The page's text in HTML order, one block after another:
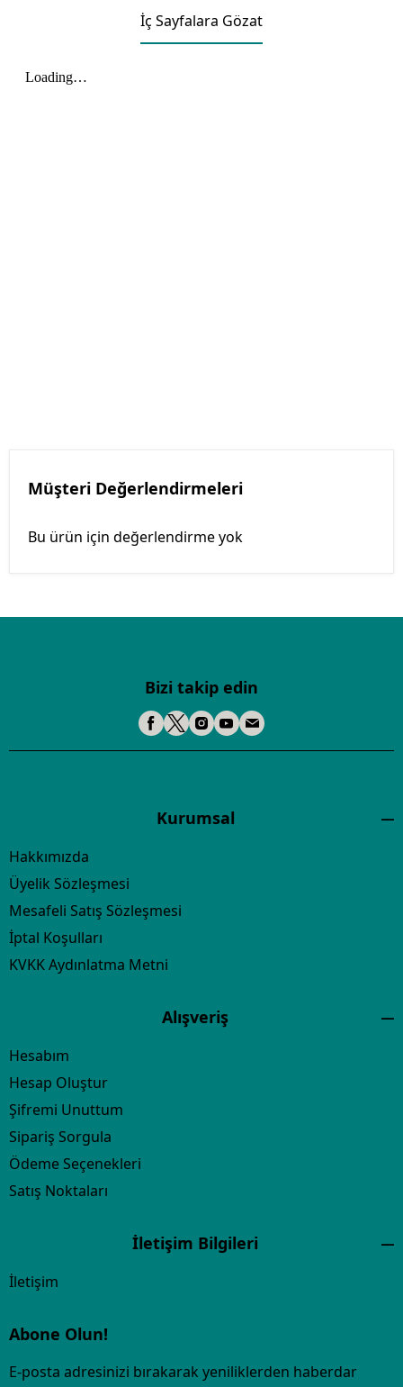
İç Sayfalara Gözat
Müşteri Değerlendirmeleri
Bu ürün için değerlendirme yok
Bizi takip edin
Kurumsal
Hakkımızda
Üyelik Sözleşmesi
Mesafeli Satış Sözleşmesi
İptal Koşulları
KVKK Aydınlatma Metni
Alışveriş
Hesabım
Hesap Oluştur
Şifremi Unuttum
Sipariş Sorgula
Ödeme Seçenekleri
Satış Noktaları
İletişim Bilgileri
İletişim
Abone Olun!
E-posta adresinizi bırakarak yeniliklerden haberdar